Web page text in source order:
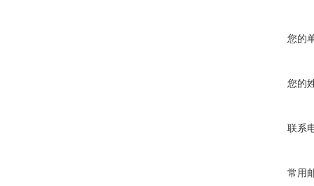
您的
您的
联系
常用